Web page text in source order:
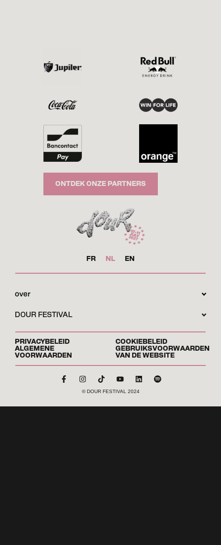
ONTDEK ONZE PARTNERS
FR NL EN
over
DOUR FESTIVAL
PRIVACYBELEID
ALGEMENE
VOORWAARDEN
COOKIEBELEID
GEBRUIKSVOORWAARDEN
VAN DE WEBSITE
© DOUR FESTIVAL 2024